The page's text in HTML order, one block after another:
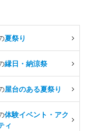
夏祭り
縁日・納涼祭
屋台のある夏祭り
体験イベント・アク
ィ